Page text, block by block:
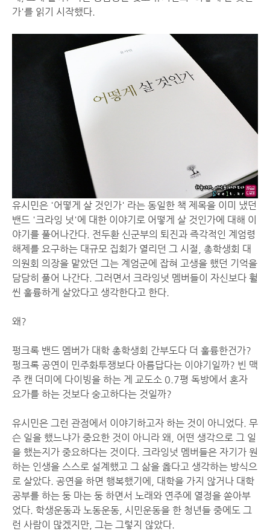
가'를 읽기 시작했다.
유시민은 '어떻게 살 것인가' 라는 동일한 책 제목을 이미 냈던
밴드 '크라잉 넛'에 대한 이야기로 어떻게 살 것인가에 대해 이
야기를 풀어나간다. 전두환 신군부의 퇴진과 즉각적인 계엄령
해제를 요구하는 대규모 집회가 열리던 그 시절, 총학생회 대
의원회 의장을 맡았던 그는 계엄군에 잡혀 고생을 했던 기억을
담담히 풀어 나간다. 그러면서 크라잉넛 멤버들이 자신보다 훨
씬 훌륭하게 살았다고 생각한다고 한다.
왜?
펑크록 밴드 멤버가 대학 총학생회 간부도다 더 훌륭한건가?
펑크록 공연이 민주화투쟁보다 아름답다는 이야기일까? 빈 맥
주 캔 더미에 다이빙을 하는 게 교도소 0.7평 독방에서 혼자
요가를 하는 것보다 숭고하다는 것일까?
유시민은 그런 관점에서 이야기하고자 하는 것이 아니었다. 무
슨 일을 했느냐가 중요한 것이 아니라 왜, 어떤 생각으로 그 일
을 했는지가 중요하다는 것이다. 크라잉넛 멤버들은 자기가 원
하는 인생을 스스로 설계했고 그 삶을 옳다고 생각하는 방식으
로 살았다. 공연을 하면 행복했기에, 대학을 가지 않거나 대학
공부를 하는 둥 마는 둥 하면서 노래와 연주에 열정을 쏟아부
었다. 학생운동과 노동운동, 시민운동을 한 청년들 중에도 그
런 사람이 많겠지만, 그는 그렇지 않았다.